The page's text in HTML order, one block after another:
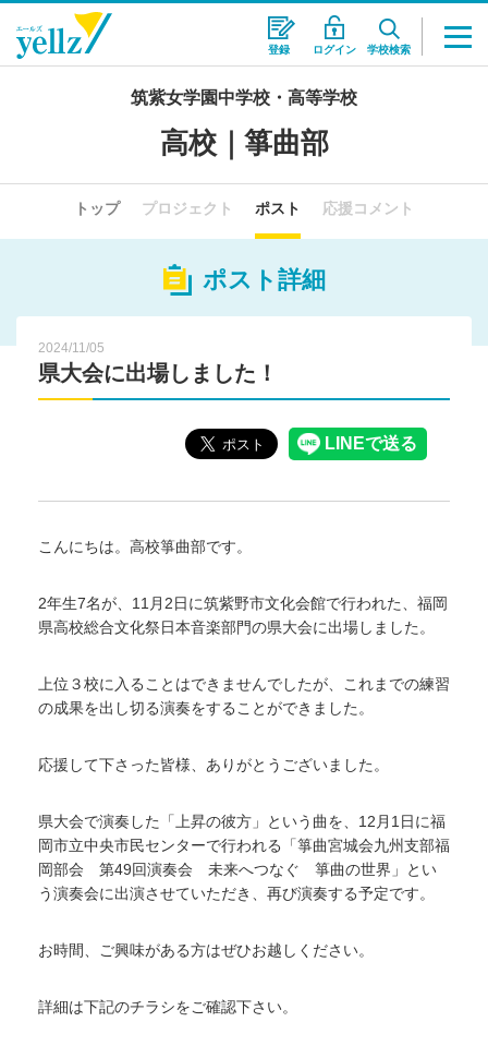
登録 ログイン 学校検索
筑紫女学園中学校・高等学校
高校｜箏曲部
トップ プロジェクト ポスト 応援コメント
ポスト詳細
2024/11/05
県大会に出場しました！
こんにちは。高校箏曲部です。
2年生7名が、11月2日に筑紫野市文化会館で行われた、福岡
県高校総合文化祭日本音楽部門の県大会に出場しました。
上位３校に入ることはできませんでしたが、これまでの練習
の成果を出し切る演奏をすることができました。
応援して下さった皆様、ありがとうございました。
県大会で演奏した「上昇の彼方」という曲を、12月1日に福
岡市立中央市民センターで行われる「箏曲宮城会九州支部福
岡部会 第49回演奏会 未来へつなぐ 箏曲の世界」とい
う演奏会に出演させていただき、再び演奏する予定です。
お時間、ご興味がある方はぜひお越しください。
詳細は下記のチラシをご確認下さい。